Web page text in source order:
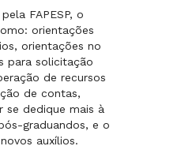
FAPESP, o
orientações
orientações no
para solicitação
de recursos
de contas,
se dedique mais à
graduandos, e o
auxílios.